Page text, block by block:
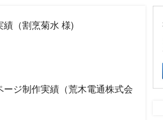
（割烹菊水 様)
ジ制作実績（荒木電通株式会